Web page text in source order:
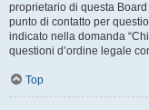
proprietario di questa
punto di contatto per
indicato nella domanda
questioni d’ordine legale
Top